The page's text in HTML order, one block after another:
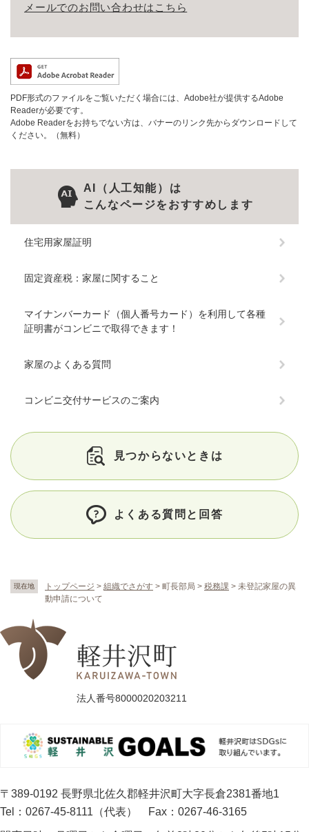
現在地 トップページ > 組織でさがす > 町長部局 > 税務課 > 未登記家屋の異
動申請について
メールでのお問い合わせはこちら
PDF形式のファイルをご覧いただく場合には、Adobe社が提供するAdobe
Readerが必要です。
Adobe Readerをお持ちでない方は、バナーのリンク先からダウンロードして
ください。（無料）
AI（人工知能）は
こんなページをおすすめします
住宅用家屋証明
固定資産税：家屋に関すること
マイナンバーカード（個人番号カード）を利用して各種
証明書がコンビニで取得できます！
家屋のよくある質問
コンビニ交付サービスのご案内
見つからないときは
よくある質問と回答
法人番号8000020203211
〒389-0192 長野県北佐久郡軽井沢町大字長倉2381番地1
Tel：0267-45-8111（代表）
Fax：0267-46-3165